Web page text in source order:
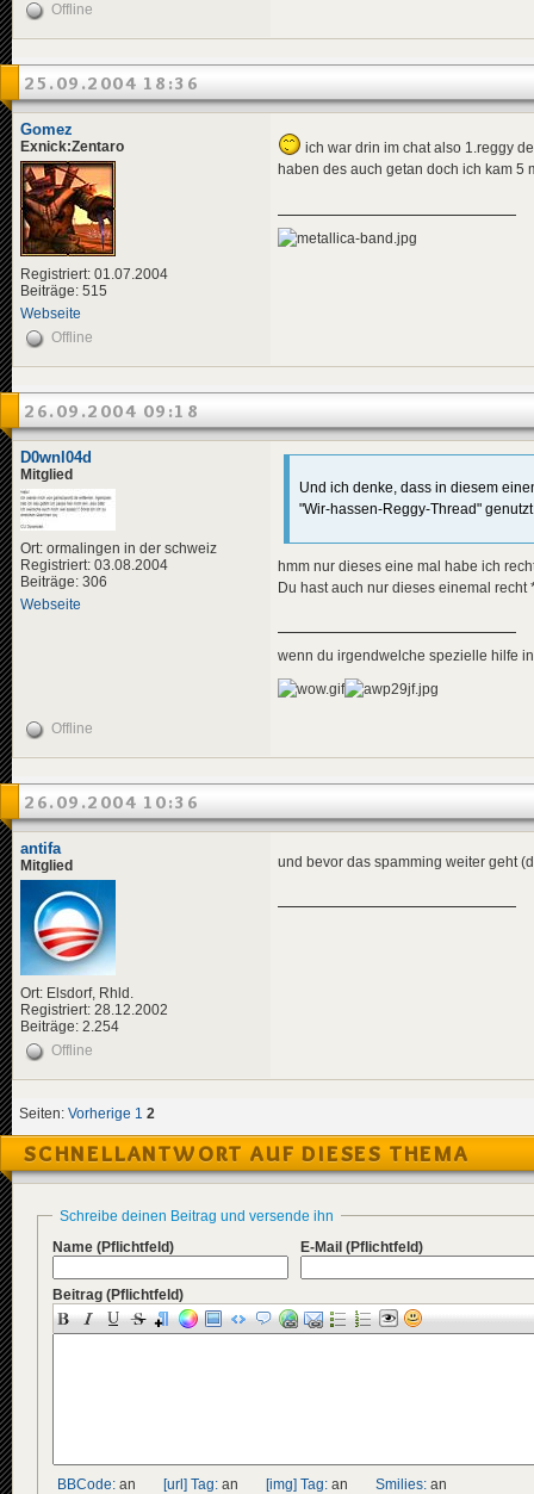
Offline
25.09.2004 18:36
Gomez
Exnick:Zentaro
Registriert: 01.07.2004
Beiträge: 515
Webseite
ich war drin im chat also 1.reggy
haben des auch getan doch ich kam 5
Offline
26.09.2004 09:18
D0wnl04d
Mitglied
Ort: ormalingen in der schweiz
Registriert: 03.08.2004
Beiträge: 306
Webseite
Und ich denke, dass in diesem
"Wir-hassen-Reggy-Thread"
hmm nur dieses eine mal habe ich
Du hast auch nur dieses einemal recht
wenn du irgendwelche spezielle hilfe
Offline
26.09.2004 10:36
antifa
Mitglied
Ort: Elsdorf, Rhld.
Registriert: 28.12.2002
Beiträge: 2.254
und bevor das spamming weiter geht
Offline
Seiten: Vorherige 1 2
SCHNELLANTWORT AUF DIESES THEMA
Schreibe deinen Beitrag und versende ihn
Name (Pflichtfeld) E-Mail (Pflichtfeld)
Beitrag (Pflichtfeld)
BBCode: an [url] Tag: an [img] Tag: an Smilies: an